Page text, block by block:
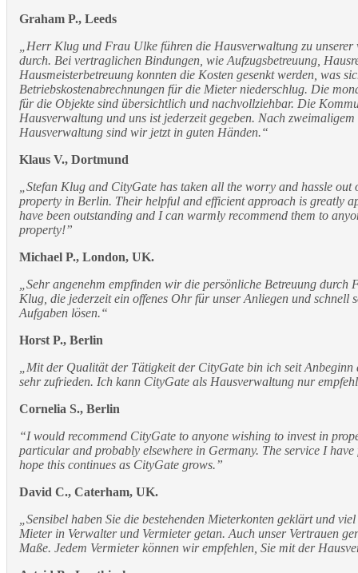
Graham P., Leeds
„Herr Klug und Frau Ulke führen die Hausverwaltung zu unserer
durch. Bei vertraglichen Bindungen, wie Aufzugsbetreuung,
Hausmeisterbetreuung konnten die Kosten gesenkt werden, was
Betriebskostenabrechnungen für die Mieter niederschlug. Die
für die Objekte sind übersichtlich und nachvollziehbar. Die
Hausverwaltung und uns ist jederzeit gegeben. Nach zweimaligem
Hausverwaltung sind wir jetzt in guten Händen.“
Klaus V., Dortmund
„Stefan Klug and CityGate has taken all the worry and hassle out
property in Berlin. Their helpful and efficient approach is greatly
have been outstanding and I can warmly recommend them to
property!”
Michael P., London, UK.
„Sehr angenehm empfinden wir die persönliche Betreuung durch
Klug, die jederzeit ein offenes Ohr für unser Anliegen und schnell
Aufgaben lösen.“
Horst P., Berlin
„Mit der Qualität der Tätigkeit der CityGate bin ich seit Anbeginn
sehr zufrieden. Ich kann CityGate als Hausverwaltung nur
Cornelia S., Berlin
“I would recommend CityGate to anyone wishing to invest in
particular and probably elsewhere in Germany. The service I
hope this continues as CityGate grows.”
David C., Caterham, UK.
„Sensibel haben Sie die bestehenden Mieterkonten geklärt und
Mieter in Verwalter und Vermieter getan. Auch unser Vertrauen
Maße. Jedem Vermieter können wir empfehlen, Sie mit der